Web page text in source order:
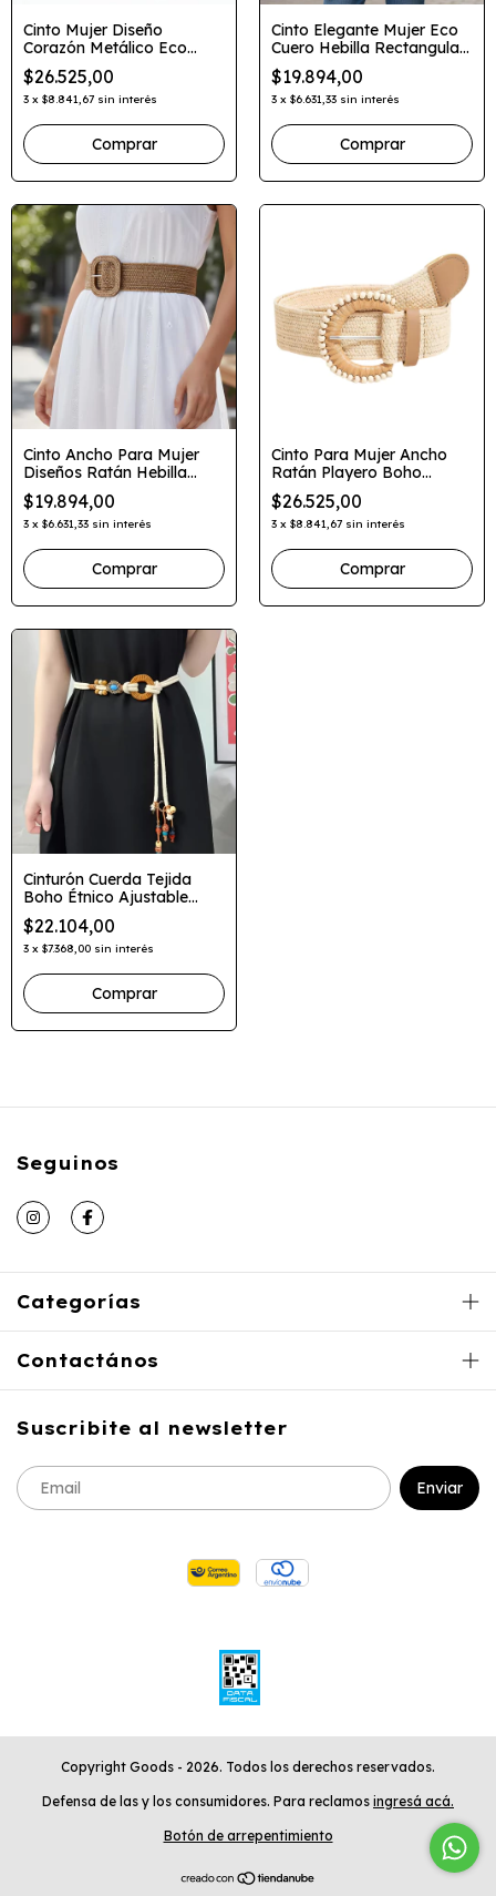
Cinto Mujer Diseño
Corazón Metálico Eco
Cuero Juvenil
$26.525,00
3 x $8.841,67 sin interés
Cinto Elegante Mujer Eco
Cuero Hebilla Rectangular
Metalica
$19.894,00
3 x $6.631,33 sin interés
Comprar
Cinto Ancho Para Mujer
Diseños Ratán Hebilla
Cuadrada
$19.894,00
3 x $6.631,33 sin interés
Comprar
Cinto Para Mujer Ancho
Ratán Playero Boho
Hebilla Redonda
$26.525,00
3 x $8.841,67 sin interés
Cinturón Cuerda Tejida
Boho Étnico Ajustable
Cuentas Madera
$22.104,00
3 x $7.368,00 sin interés
Seguinos
Categorías
Contactános
Suscribite al newsletter
Copyright Goods - 2026. Todos los derechos reservados.
Defensa de las y los consumidores. Para reclamos ingresá acá.
Botón de arrepentimiento